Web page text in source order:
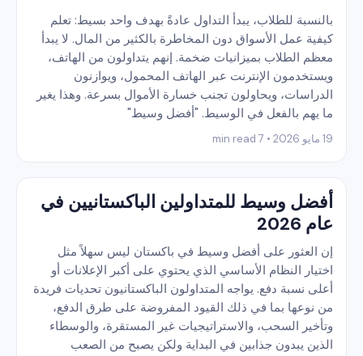
بالنسبة للطلاب، يبدأ التداول عادةً بهدف واحد بسيط: تعلم
كيفية عمل الأسواق دون المخاطرة بالكثير من المال. لا يبدأ
معظم الطلاب بميزانيات ضخمة. إنهم يتداولون من الهاتف،
ويستخدمون الإنترنت عبر الهاتف المحمول، ويوازنون
الدراسات، ويحاولون تجنب خسارة الأموال بسرعة. وهذا يغير
ما يهم بالفعل في الوسيط. "أفضل وسيط"
19 مايو 2026 • 7 min read
أفضل وسيط للمتداولين الباكستانيين في
عام 2026
إن العثور على أفضل وسيط في باكستان ليس سهلاً مثل
اختيار النظام الأساسي الذي يحتوي على أكبر الإعلانات أو
أعلى نسبة دفع. يواجه المتداولون الباكستانيون تحديات فريدة
من نوعها بما في ذلك القيود المفروضة على طرق الدفع،
وتأخير السحب، والاستراتيجيات غير المستقرة، والوسطاء
الذين يبدون جذابين في البداية ولكن يصبح من الصعب